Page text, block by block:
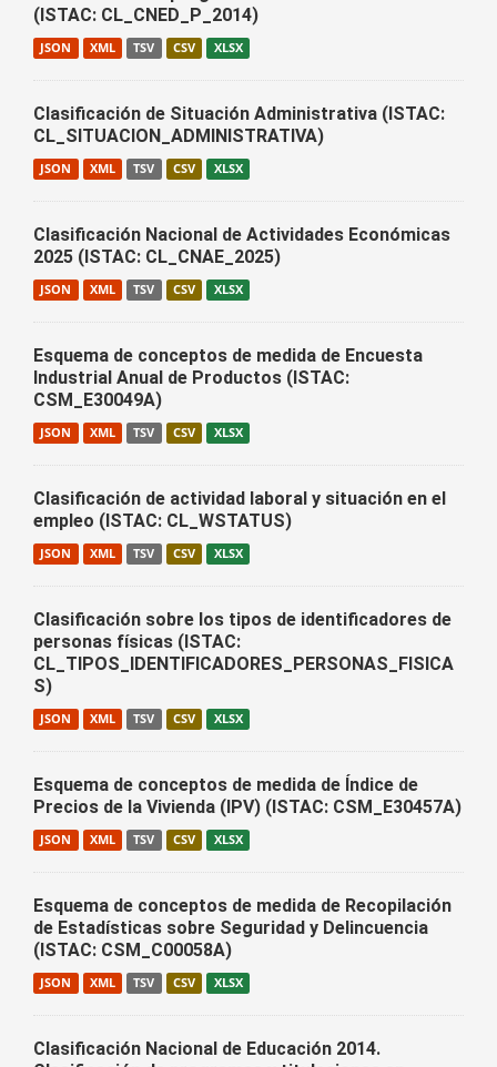
(ISTAC: CL_CNED_P_2014)
JSON XML TSV CSV XLSX
Clasificación de Situación Administrativa (ISTAC:
CL_SITUACION_ADMINISTRATIVA)
JSON XML TSV CSV XLSX
Clasificación Nacional de Actividades Económicas
2025 (ISTAC: CL_CNAE_2025)
JSON XML TSV CSV XLSX
Esquema de conceptos de medida de Encuesta
Industrial Anual de Productos (ISTAC:
CSM_E30049A)
JSON XML TSV CSV XLSX
Clasificación de actividad laboral y situación en el
empleo (ISTAC: CL_WSTATUS)
JSON XML TSV CSV XLSX
Clasificación sobre los tipos de identificadores de
personas físicas (ISTAC:
CL_TIPOS_IDENTIFICADORES_PERSONAS_FISICA
S)
JSON XML TSV CSV XLSX
Esquema de conceptos de medida de Índice de
Precios de la Vivienda (IPV) (ISTAC: CSM_E30457A)
JSON XML TSV CSV XLSX
Esquema de conceptos de medida de Recopilación
de Estadísticas sobre Seguridad y Delincuencia
(ISTAC: CSM_C00058A)
JSON XML TSV CSV XLSX
Clasificación Nacional de Educación 2014.